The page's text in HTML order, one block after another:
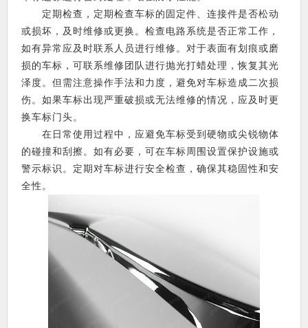
定期检查，定期检查车标的固定件、连接件是否松动
或损坏，及时维修或更换。检查电路系统是否正常工作，
如有异常应及时联系人员进行维修。对于表面有划痕或磨
损的车标，可联系维修团队进行抛光打蜡处理，恢复其光
泽度。但需注意操作手法和力度，避免对车标造成二次损
伤。如果车标出现严重破损或无法维修的情况，应及时更
换车标门头。
在日常使用过程中，应避免车标受到硬物或尖锐物体
的碰撞和刮擦。如有必要，可在车标周围设置保护设施或
警示标识。定期对车标进行安全检查，确保其稳固性和安
全性。